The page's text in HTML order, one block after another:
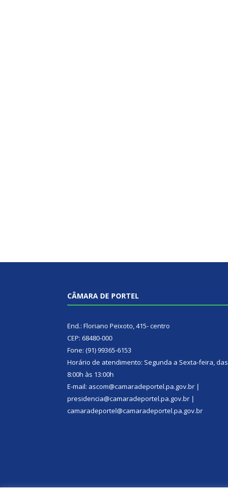
CÂMARA DE PORTEL
End.: Floriano Peixoto, 415- centro
CEP: 68480-000
Fone: (91) 99365-6153
Horário de atendimento: Segunda a Sexta-feira, das
8:00h às 13:00h
E-mail: ascom@camaradeportel.pa.gov.br |
presidencia@camaradeportel.pa.gov.br |
camaradeportel@camaradeportel.pa.gov.br